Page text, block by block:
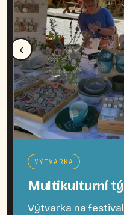
‹
VÝTVARKA
Multikulturní
Výtvarka na